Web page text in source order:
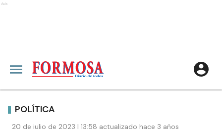
Ads
POLÍTICA
20 de julio de 2023 | 13:58 actualizado hace 3 años